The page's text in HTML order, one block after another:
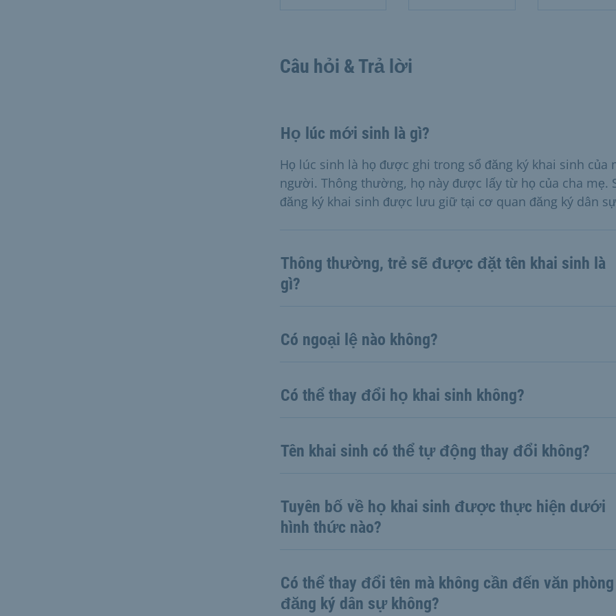
Câu hỏi & Trả lời
Họ lúc mới sinh là gì?
Họ lúc sinh là họ được ghi trong sổ đăng ký khai sinh của
người. Thông thường, họ này được lấy từ họ của cha mẹ.
đăng ký khai sinh được lưu giữ tại cơ quan đăng ký dân
Thông thường, trẻ sẽ được đặt tên khai sinh là
gì?
Có ngoại lệ nào không?
Có thể thay đổi họ khai sinh không?
Tên khai sinh có thể tự động thay đổi không?
Tuyên bố về họ khai sinh được thực hiện dưới
hình thức nào?
Có thể thay đổi tên mà không cần đến văn phòng
đăng ký dân sự không?